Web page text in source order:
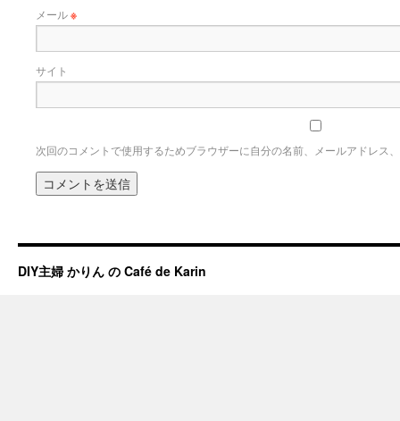
メール※
サイト
次回のコメントで使用するためブラウザーに自分の名前、メールアドレス
DIY主婦 かりん の Café de Karin